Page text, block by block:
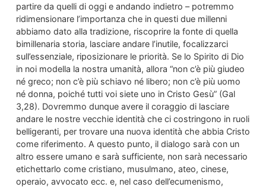
partire da quelli di oggi e andando indietro – potremmo
ridimensionare l’importanza che in questi due millenni
abbiamo dato alla tradizione, riscoprire la fonte di quella
bimillenaria storia, lasciare andare l’inutile, focalizzarci
sull’essenziale, riposizionare le priorità. Se lo Spirito di Dio
in noi modella la nostra umanità, allora “non c’è più giudeo
né greco; non c’è più schiavo né libero; non c’è più uomo
né donna, poiché tutti voi siete uno in Cristo Gesù” (Gal
3,28). Dovremmo dunque avere il coraggio di lasciare
andare le nostre vecchie identità che ci costringono in ruoli
belligeranti, per trovare una nuova identità che abbia Cristo
come riferimento. A questo punto, il dialogo sarà con un
altro essere umano e sarà sufficiente, non sarà necessario
etichettarlo come cristiano, musulmano, ateo, cinese,
operaio, avvocato ecc. e, nel caso dell’ecumenismo,